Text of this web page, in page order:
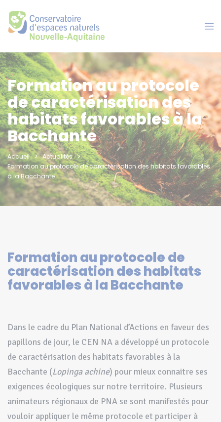
Formation au protocole
de caractérisation des
habitats favorables à la
Bacchante
Accueil
Actualités
Formation au protocole de caractérisation des habitats favorables
à la Bacchante
Formation au protocole de
caractérisation des habitats
favorables à la Bacchante
Dans le cadre du Plan National d’Actions en faveur des
papillons de jour, le CEN NA a développé un protocole
de caractérisation des habitats favorables à la
Bacchante (Lopinga achine) pour mieux connaitre ses
exigences écologiques sur notre territoire. Plusieurs
animateurs régionaux de PNA se sont manifestés pour
vouloir appliquer le même protocole et participer à